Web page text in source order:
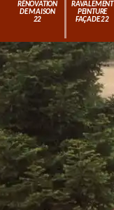
RÉNOVATION
DE MAISON
22
RAVALEMENT
PEINTURE
FAÇADE 22